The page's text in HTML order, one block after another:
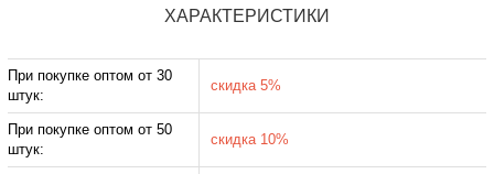
ХАРАКТЕРИСТИКИ
При покупке оптом от 30
штук:
скидка 5%
При покупке оптом от 50
штук:
скидка 10%